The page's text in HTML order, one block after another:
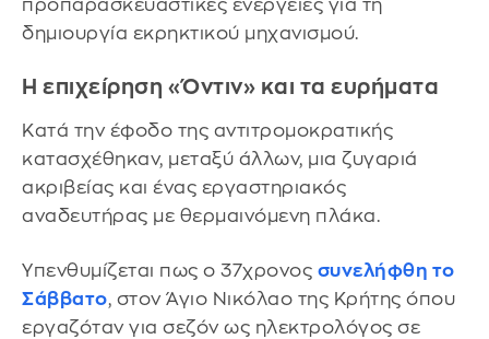
προπαρασκευαστικές ενέργειες για τη
δημιουργία εκρηκτικού μηχανισμού.
Η επιχείρηση «Όντιν» και τα ευρήματα
Κατά την έφοδο της αντιτρομοκρατικής
κατασχέθηκαν, μεταξύ άλλων, μια ζυγαριά
ακριβείας και ένας εργαστηριακός
αναδευτήρας με θερμαινόμενη πλάκα.
Υπενθυμίζεται πως ο 37χρονος συνελήφθη το
Σάββατο, στον Άγιο Νικόλαο της Κρήτης όπου
εργαζόταν για σεζόν ως ηλεκτρολόγος σε